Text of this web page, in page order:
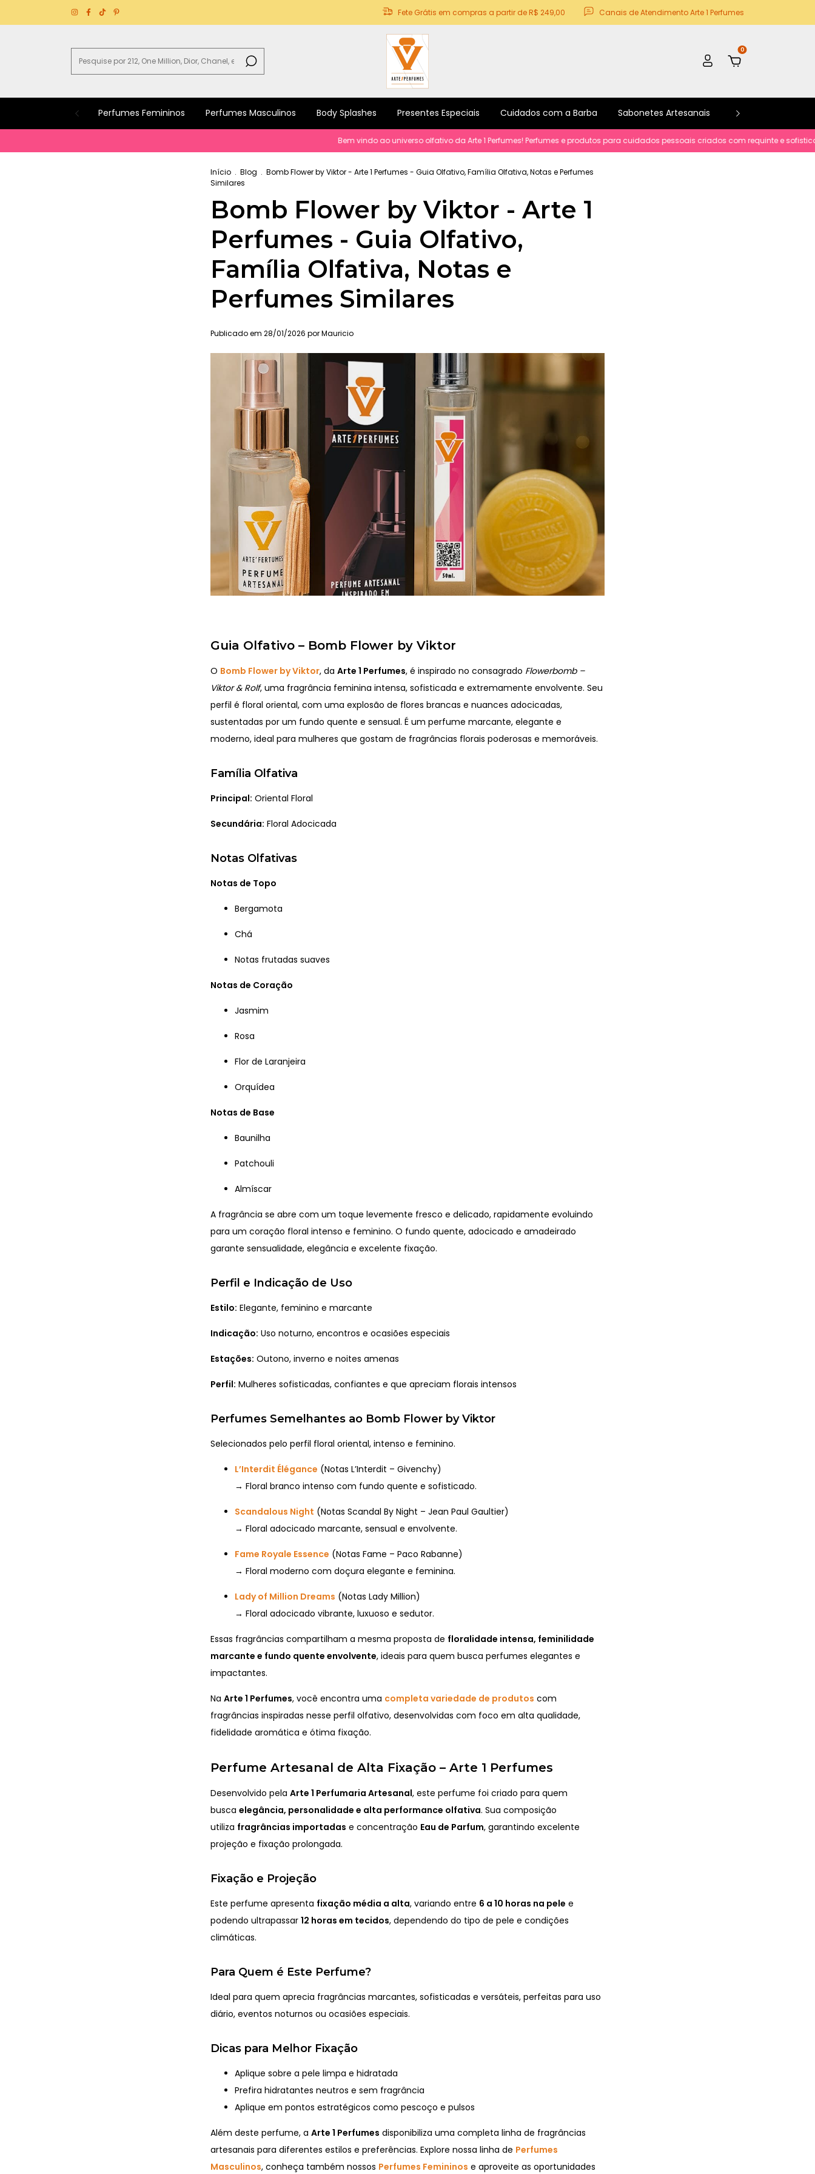
Fete Grátis em compras a partir de R$ 249,00 Canais de Atendimento Arte 1 Perfumes
0
Perfumes Femininos Perfumes Masculinos Body Splashes Presentes Especiais Cuidados com a Barba Sabonetes Artesanais Kits e Promoções
Bem vindo ao universo olfativo da Arte 1 Perfumes! Perfumes e produtos para cuidados pessoais criados com requinte e sofisticacão.
Início . Blog . Bomb Flower by Viktor - Arte 1 Perfumes - Guia Olfativo, Família Olfativa, Notas e Perfumes
Similares
Bomb Flower by Viktor - Arte 1
Perfumes - Guia Olfativo,
Família Olfativa, Notas e
Perfumes Similares
Publicado em 28/01/2026 por Mauricio
Guia Olfativo – Bomb Flower by Viktor
O Bomb Flower by Viktor, da Arte 1 Perfumes, é inspirado no consagrado Flowerbomb –
Viktor & Rolf, uma fragrância feminina intensa, sofisticada e extremamente envolvente. Seu
perfil é floral oriental, com uma explosão de flores brancas e nuances adocicadas,
sustentadas por um fundo quente e sensual. É um perfume marcante, elegante e
moderno, ideal para mulheres que gostam de fragrâncias florais poderosas e memoráveis.
Família Olfativa
Principal: Oriental Floral
Secundária: Floral Adocicada
Notas Olfativas
Notas de Topo
Bergamota
Chá
Notas frutadas suaves
Notas de Coração
Jasmim
Rosa
Flor de Laranjeira
Orquídea
Notas de Base
Baunilha
Patchouli
Almíscar
A fragrância se abre com um toque levemente fresco e delicado, rapidamente evoluindo
para um coração floral intenso e feminino. O fundo quente, adocicado e amadeirado
garante sensualidade, elegância e excelente fixação.
Perfil e Indicação de Uso
Estilo: Elegante, feminino e marcante
Indicação: Uso noturno, encontros e ocasiões especiais
Estações: Outono, inverno e noites amenas
Perfil: Mulheres sofisticadas, confiantes e que apreciam florais intensos
Perfumes Semelhantes ao Bomb Flower by Viktor
Selecionados pelo perfil floral oriental, intenso e feminino.
L’Interdit Élégance (Notas L’Interdit – Givenchy)
→ Floral branco intenso com fundo quente e sofisticado.
Scandalous Night (Notas Scandal By Night – Jean Paul Gaultier)
→ Floral adocicado marcante, sensual e envolvente.
Fame Royale Essence (Notas Fame – Paco Rabanne)
→ Floral moderno com doçura elegante e feminina.
Lady of Million Dreams (Notas Lady Million)
→ Floral adocicado vibrante, luxuoso e sedutor.
Essas fragrâncias compartilham a mesma proposta de floralidade intensa, feminilidade
marcante e fundo quente envolvente, ideais para quem busca perfumes elegantes e
impactantes.
Na Arte 1 Perfumes, você encontra uma completa variedade de produtos com
fragrâncias inspiradas nesse perfil olfativo, desenvolvidas com foco em alta qualidade,
fidelidade aromática e ótima fixação.
Perfume Artesanal de Alta Fixação – Arte 1 Perfumes
Desenvolvido pela Arte 1 Perfumaria Artesanal, este perfume foi criado para quem
busca elegância, personalidade e alta performance olfativa. Sua composição
utiliza fragrâncias importadas e concentração Eau de Parfum, garantindo excelente
projeção e fixação prolongada.
Fixação e Projeção
Este perfume apresenta fixação média a alta, variando entre 6 a 10 horas na pele e
podendo ultrapassar 12 horas em tecidos, dependendo do tipo de pele e condições
climáticas.
Para Quem é Este Perfume?
Ideal para quem aprecia fragrâncias marcantes, sofisticadas e versáteis, perfeitas para uso
diário, eventos noturnos ou ocasiões especiais.
Dicas para Melhor Fixação
Aplique sobre a pele limpa e hidratada
Prefira hidratantes neutros e sem fragrância
Aplique em pontos estratégicos como pescoço e pulsos
Além deste perfume, a Arte 1 Perfumes disponibiliza uma completa linha de fragrâncias
artesanais para diferentes estilos e preferências. Explore nossa linha de Perfumes
Masculinos, conheça também nossos Perfumes Femininos e aproveite as oportunidades